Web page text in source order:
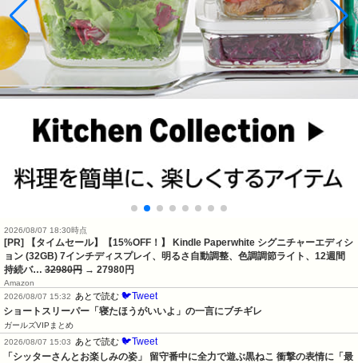
2026/08/07 18:30時点
[PR] 【タイムセール】【15%OFF！】 Kindle Paperwhite シグニチャーエディシ
ョン (32GB) 7インチディスプレイ、明るさ自動調整、色調調節ライト、12週間
持続バ… 32980円 → 27980円
Amazon
2026/08/07 15:32
あとで読む 🐦Tweet
ショートスリーパー「寝たほうがいいよ」の一言にブチギレ
ガールズVIPまとめ
2026/08/07 15:03
あとで読む 🐦Tweet
「シッターさんとお楽しみの姿」 留守番中に全力で遊ぶ黒ねこ 衝撃の表情に「最